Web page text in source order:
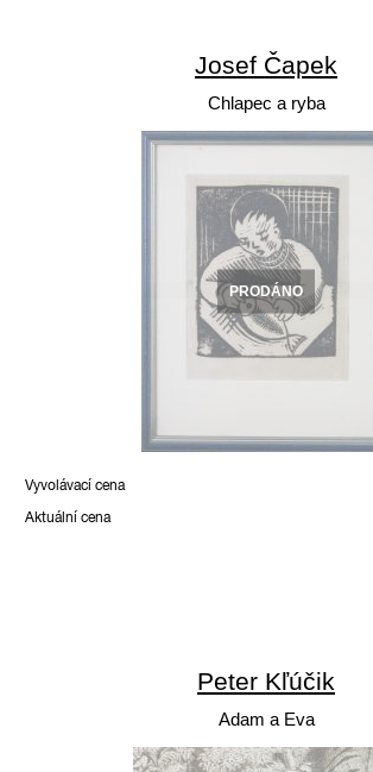
Josef Čapek
Chlapec a ryba
PRODÁNO
Vyvolávací cena
Aktuální cena
Peter Kľúčik
Adam a Eva